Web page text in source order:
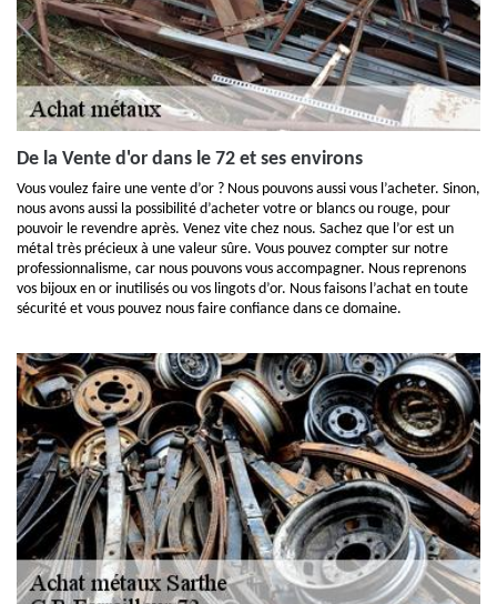
De la Vente d'or dans le 72 et ses environs
Vous voulez faire une vente d’or ? Nous pouvons aussi vous l’acheter. Sinon,
nous avons aussi la possibilité d’acheter votre or blancs ou rouge, pour
pouvoir le revendre après. Venez vite chez nous. Sachez que l’or est un
métal très précieux à une valeur sûre. Vous pouvez compter sur notre
professionnalisme, car nous pouvons vous accompagner. Nous reprenons
vos bijoux en or inutilisés ou vos lingots d’or. Nous faisons l’achat en toute
sécurité et vous pouvez nous faire confiance dans ce domaine.